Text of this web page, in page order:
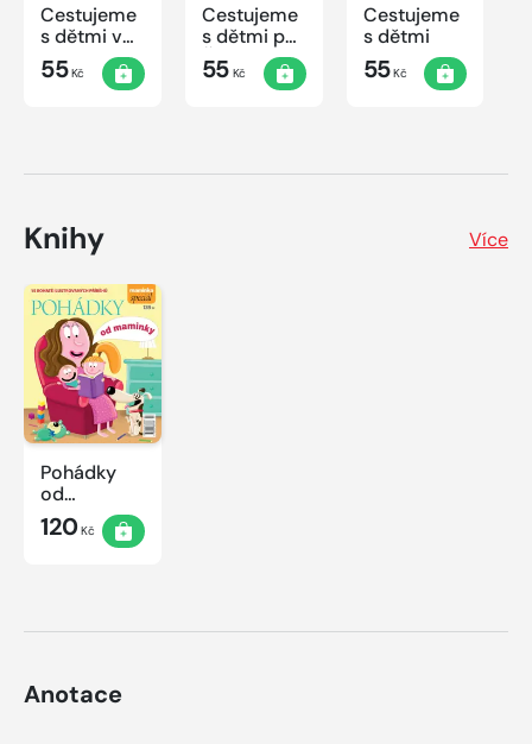
Cestujeme
s dětmi v
době
covidové
55Kč
Cestujeme
s dětmi po
Česku
55Kč
Cestujeme
s dětmi
55Kč
Knihy Více
Pohádky
od
maminky
120Kč
Anotace